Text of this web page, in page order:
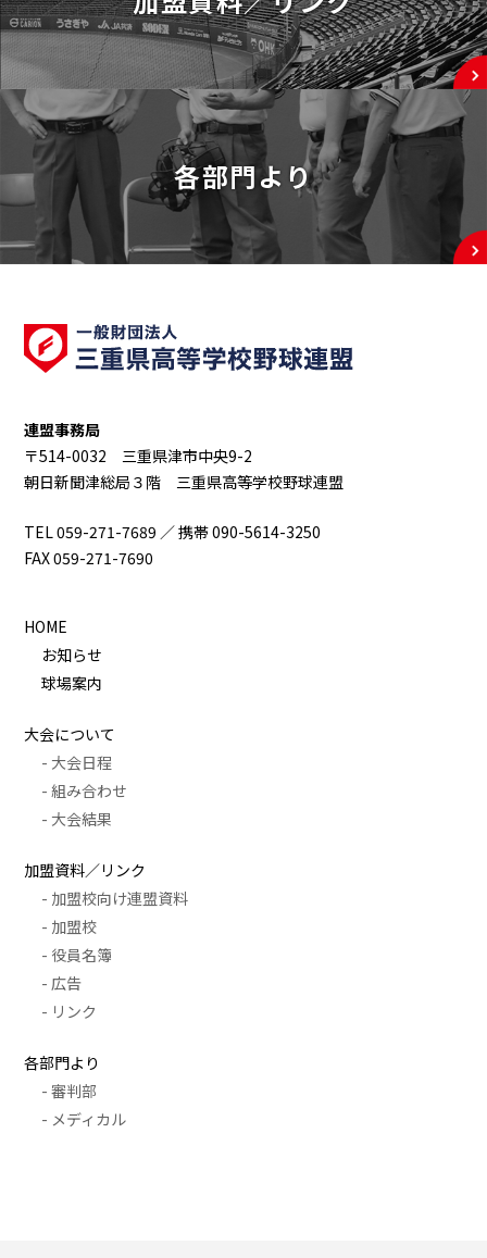
各部門より
連盟事務局
〒514-0032 三重県津市中央9-2
朝日新聞津総局３階 三重県高等学校野球連盟
TEL 059-271-7689 ／ 携帯 090-5614-3250
FAX 059-271-7690
HOME
お知らせ
球場案内
大会について
- 大会日程
- 組み合わせ
- 大会結果
加盟資料／リンク
- 加盟校向け連盟資料
- 加盟校
- 役員名簿
- 広告
- リンク
各部門より
- 審判部
- メディカル